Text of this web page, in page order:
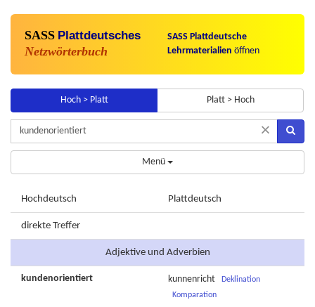
SASS Plattdeutsches
Netzwörterbuch
SASS Plattdeutsche
Lehrmaterialien öffnen
Hoch > Platt Platt > Hoch
×
Menü
Hochdeutsch Plattdeutsch
direkte Treffer
Adjektive und Adverbien
kundenorientiert kunnenricht
Deklination
Komparation